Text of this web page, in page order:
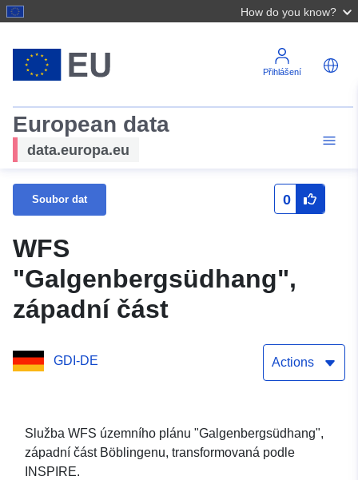
How do you know?
Přihlášení
European data
data.europa.eu
Soubor dat 0
WFS
"Galgenbergsüdhang",
západní část
GDI-DE Actions
Služba WFS územního plánu "Galgenbergsüdhang",
západní část Böblingenu, transformovaná podle
INSPIRE.